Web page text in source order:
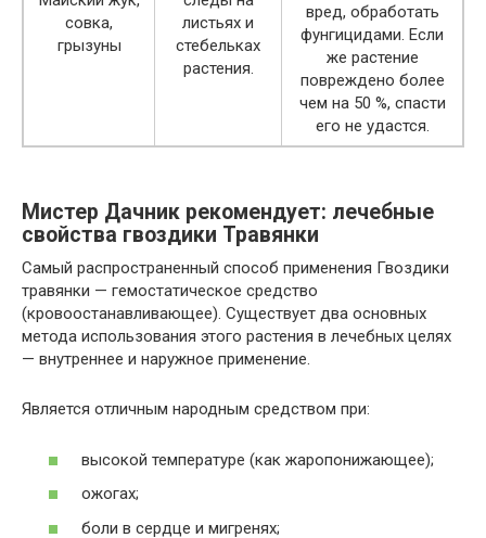
совка,
грызуны
листьях и
стебельках
растения.
вред, обработать
фунгицидами. Если
же растение
повреждено более
чем на 50 %, спасти
его не удастся.
Мистер Дачник рекомендует: лечебные
свойства гвоздики Травянки
Самый распространенный способ применения Гвоздики
травянки — гемостатическое средство
(кровоостанавливающее). Существует два основных
метода использования этого растения в лечебных целях
— внутреннее и наружное применение.
Является отличным народным средством при:
высокой температуре (как жаропонижающее);
ожогах;
боли в сердце и мигренях;